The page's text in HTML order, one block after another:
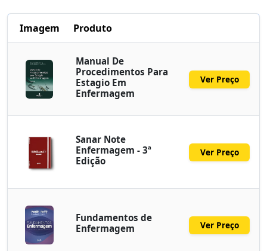
Imagem Produto
Manual De
Procedimentos Para
Estagio Em
Enfermagem
Ver Preço
Sanar Note
Enfermagem - 3ª
Edição
Ver Preço
Fundamentos de
Enfermagem
Ver Preço